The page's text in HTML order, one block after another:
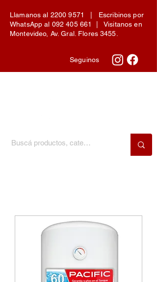
Llamanos al 2200 9571
| Escribinos por
WhatsApp al 092 405 661
| Visitanos en
Montevideo, Av. Gral. Flores 3455.
Seguinos